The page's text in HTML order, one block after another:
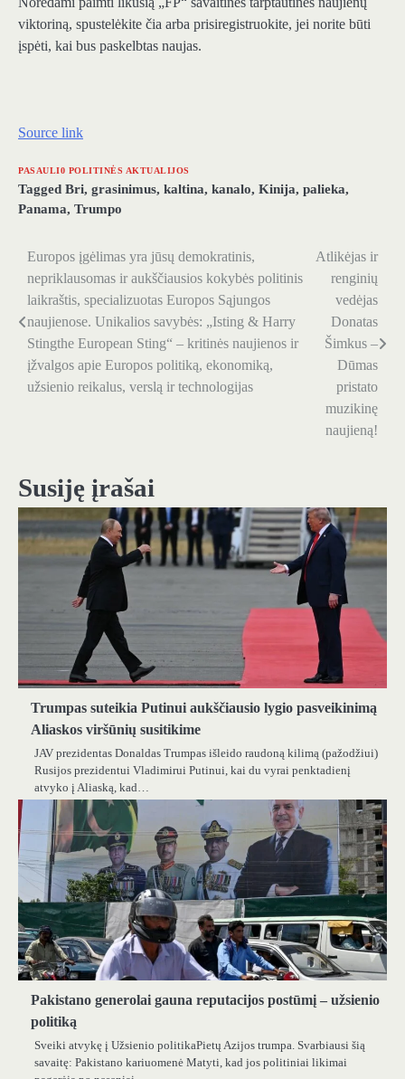
viktoriną, spustelėkite čia arba prisiregistruokite, jei norite būti
įspėti, kai bus paskelbtas naujas.
Source link
PASAULI0 POLITINĖS AKTUALIJOS
Tagged Bri, grasinimus, kaltina, kanalo, Kinija, palieka,
Panama, Trumpo
Navigacija
tarp
įrašų
Europos įgėlimas yra jūsų demokratinis,
nepriklausomas ir aukščiausios kokybės politinis
laikraštis, specializuotas Europos Sąjungos
naujienose. Unikalios savybės: „Isting & Harry
Stingthe European Sting“ – kritinės naujienos ir
įžvalgos apie Europos politiką, ekonomiką,
užsienio reikalus, verslą ir technologijas
Atlikėjas ir
renginių
vedėjas
Donatas
Šimkus –
Dūmas
pristato
muzikinę
naujieną!
Susiję įrašai
Trumpas suteikia Putinui aukščiausio lygio pasveikinimą
Aliaskos viršūnių susitikime
JAV prezidentas Donaldas Trumpas išleido raudoną kilimą (pažodžiui)
Rusijos prezidentui Vladimirui Putinui, kai du vyrai penktadienį
atvyko į Aliaską, kad…
Pakistano generolai gauna reputacijos postūmį – užsienio
politiką
Sveiki atvykę į Užsienio politikaPietų Azijos trumpa. Svarbiausi šią
savaitę: Pakistano kariuomenė Matyti, kad jos politiniai likimai